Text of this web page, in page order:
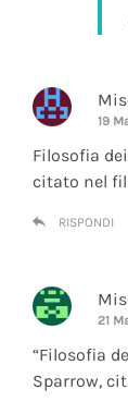
19
Filosofia
citato nel
RISPONDI
21
“Filosofia
Sparrow,